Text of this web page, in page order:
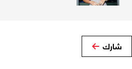
شارك